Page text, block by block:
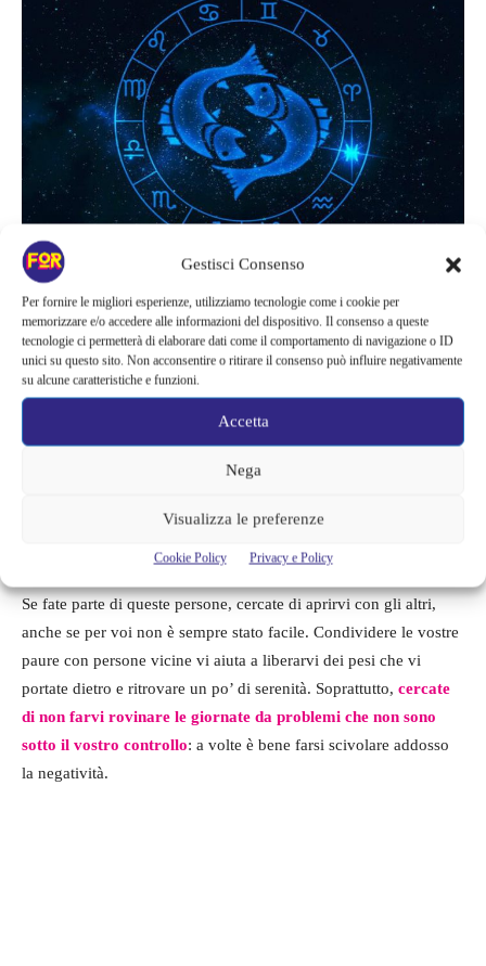
Gestisci Consenso
Per fornire le migliori esperienze, utilizziamo tecnologie come i cookie per
memorizzare e/o accedere alle informazioni del dispositivo. Il consenso a queste
tecnologie ci permetterà di elaborare dati come il comportamento di navigazione o ID
unici su questo sito. Non acconsentire o ritirare il consenso può influire negativamente
su alcune caratteristiche e funzioni.
Accetta
Nega
Visualizza le preferenze
Cookie Policy Privacy e Policy
Pesci
Una vita di malinconia
La voglia di aiutare sempre gli altri e di fare di tutto per gli affetti
dei problemi altrui e ne soffrono. Oltre ai problemi che devono
degli altri. Spesso i nati sotto questo segno vengono soffocati
dalle preoccupazioni e faticano a vivere una vita felice.
Se fate parte di queste persone, cercate di aprirvi con gli altri,
anche se per voi non è sempre stato facile. Condividere le vostre
paure con persone vicine vi aiuta a liberarvi dei pesi che vi
portate dietro e ritrovare un po’ di serenità. Soprattutto, cercate
di non farvi rovinare le giornate da problemi che non sono
sotto il vostro controllo: a volte è bene farsi scivolare addosso
la negatività.